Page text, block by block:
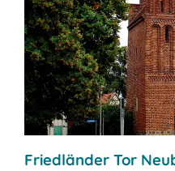
Friedländer Tor